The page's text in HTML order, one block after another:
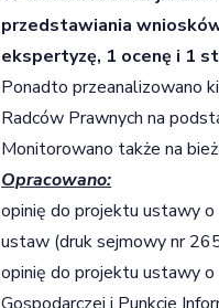
przedstawiania
ekspertyzę, 1 ocenę i 1
Ponadto przeanalizowano
Radców Prawnych na
Monitorowano także na
Opracowano:
opinię do projektu ustawy
ustaw (druk sejmowy nr
opinię do projektu ustawy o